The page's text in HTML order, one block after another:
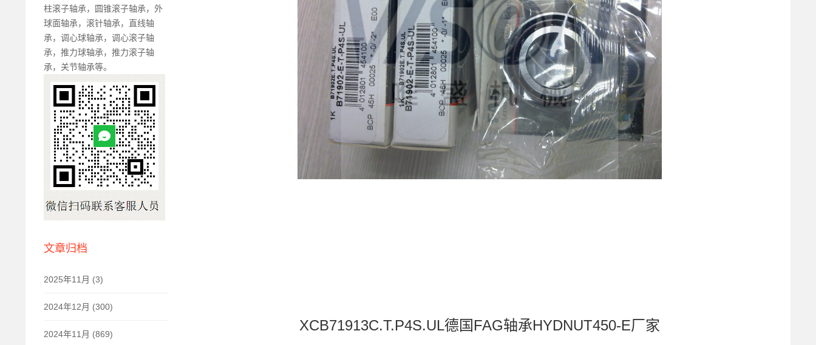
柱滚子轴承，圆锥滚子轴承，外
球面轴承，滚针轴承，直线轴
承，调心球轴承，调心滚子轴
承，推力球轴承，推力滚子轴
承，关节轴承等。
文章归档
2025年11月 (3)
2024年12月 (300)
2024年11月 (869)
XCB71913C.T.P4S.UL德国FAG轴承HYDNUT450-E厂家